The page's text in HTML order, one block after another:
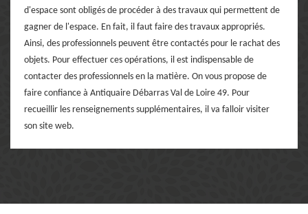
d'espace sont obligés de procéder à des travaux qui permettent de
gagner de l'espace. En fait, il faut faire des travaux appropriés.
Ainsi, des professionnels peuvent être contactés pour le rachat des
objets. Pour effectuer ces opérations, il est indispensable de
contacter des professionnels en la matière. On vous propose de
faire confiance à Antiquaire Débarras Val de Loire 49. Pour
recueillir les renseignements supplémentaires, il va falloir visiter
son site web.